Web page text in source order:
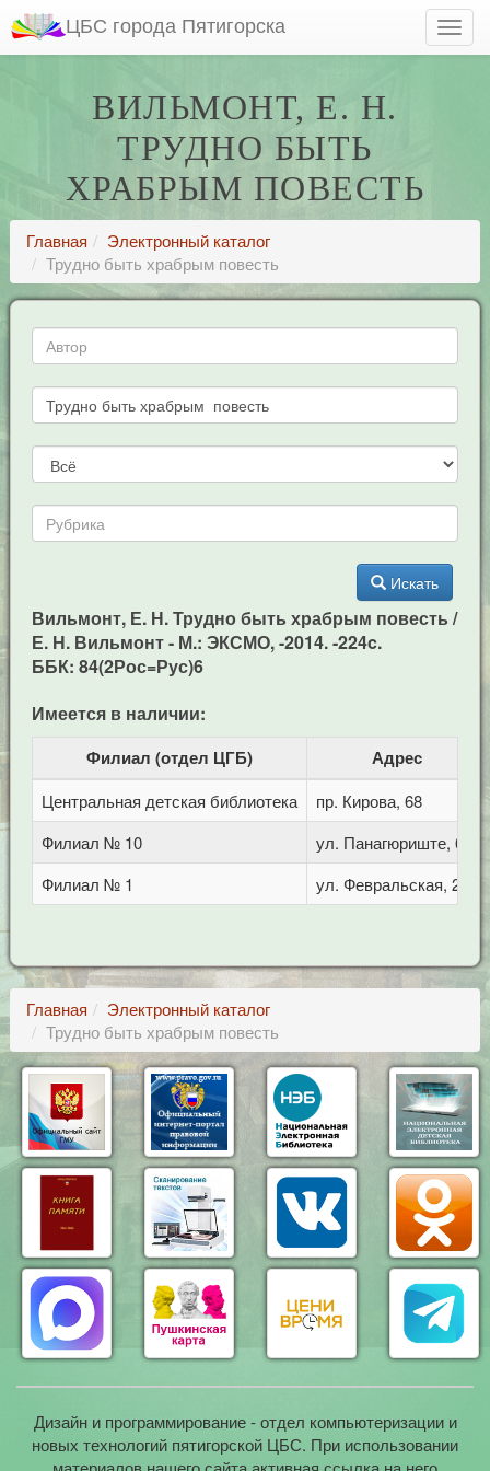
ЦБС города Пятигорска
ВИЛЬМОНТ, Е. Н.
ТРУДНО БЫТЬ
ХРАБРЫМ ПОВЕСТЬ
Главная
Электронный каталог
Трудно быть храбрым повесть
Искать
Вильмонт, Е. Н. Трудно быть храбрым повесть /
Е. Н. Вильмонт - М.: ЭКСМО, -2014. -224c.
ББК: 84(2Рос=Рус)6
Имеется в наличии:
Филиал (отдел ЦГБ) Адрес
Центральная детская библиотека
пр. Кирова, 68
Филиал № 10
ул. Панагюриште, 6
Филиал № 1
ул. Февральская, 283
Главная
Электронный каталог
Трудно быть храбрым повесть
Дизайн и программирование - отдел компьютеризации и
новых технологий пятигорской ЦБС. При использовании